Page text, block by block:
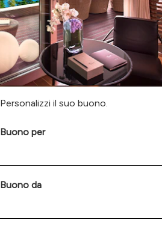
Personalizzi il suo buono.
Buono per
Buono da